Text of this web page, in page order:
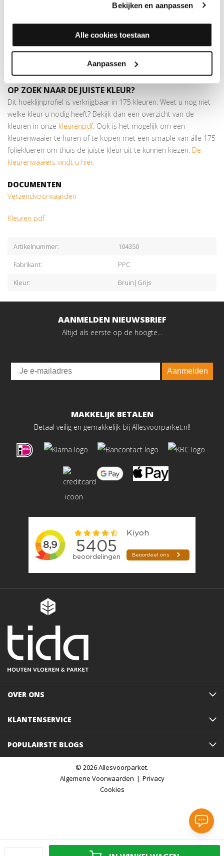
Bekijken en aanpassen
Alle cookies toestaan
Aanpassen
wat betekent dit precies? Door het anodiseren ontstaat er een
laag en is weer positief voor de duurzaamheid van het
aluminium. Dit profiel is geschikt voor het opvangen van
hoogteverschillen van maximaal 8 mm. Ook verkrijgbaar in 24,5 x
OP ZOEK NAAR DE JUISTE KLEUR?
Dit hoeklijnprofiel is verkrijgbaar in 175 kleuren. Weet u nog niet
welke kleur u nodig heeft? Bekijk dan een overzicht van de
kleuren in onze kleurenpdf. Ook is het mogelijk om een
kleurenwaaier te huren of te kopen met een smaple van álle 175
folieklueren om thuis de juiste kleur uit te kunnen kiezen. De
kleurenwaaiers vindt u hier.
DOCUMENTEN
Verzendvoorwaarden
Kleuren pdf
Artikelnummer:
104350
Fabrikant:
PPC
Kleur:
Bruin|Grijs
AANMELDEN NIEUWSBRIEF
Altijd als eerste op de hoogte...
Email
Aanmelden
MAKKELIJK BETALEN
Betaal veilig en gemakkelijk bij Allesvoorparket.nl!
OVER ONS
KLANTENSERVICE
POPULAIRSTE BLOGS
© 2026 Allesvoorparket.
Algemene Voorwaarden
Privacy
Cookies